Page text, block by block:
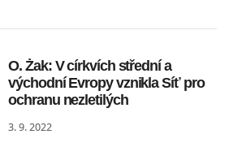
O. Żak: V církvích střední a
východní Evropy vznikla Síť pro
ochranu nezletilých
3. 9. 2022